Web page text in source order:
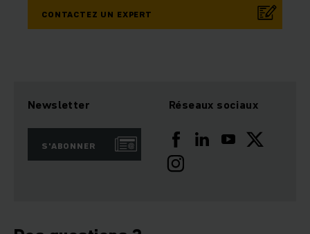
CONTACTEZ UN EXPERT
Newsletter
S'ABONNER
Réseaux sociaux